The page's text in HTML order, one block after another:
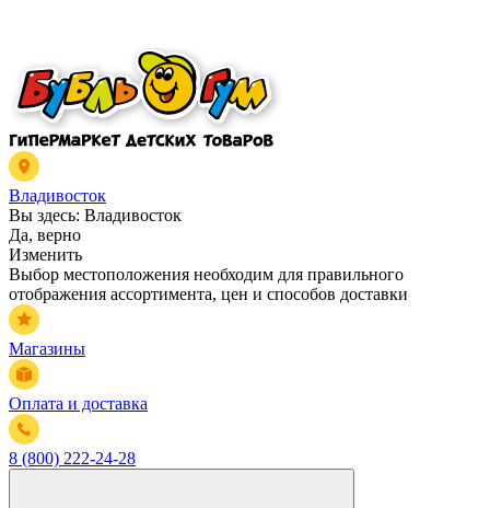
Владивосток
Вы здесь: Владивосток
Да, верно
Изменить
Выбор местоположения необходим для правильного
отображения ассортимента, цен и способов доставки
Магазины
Оплата и доставка
8 (800) 222-24-28